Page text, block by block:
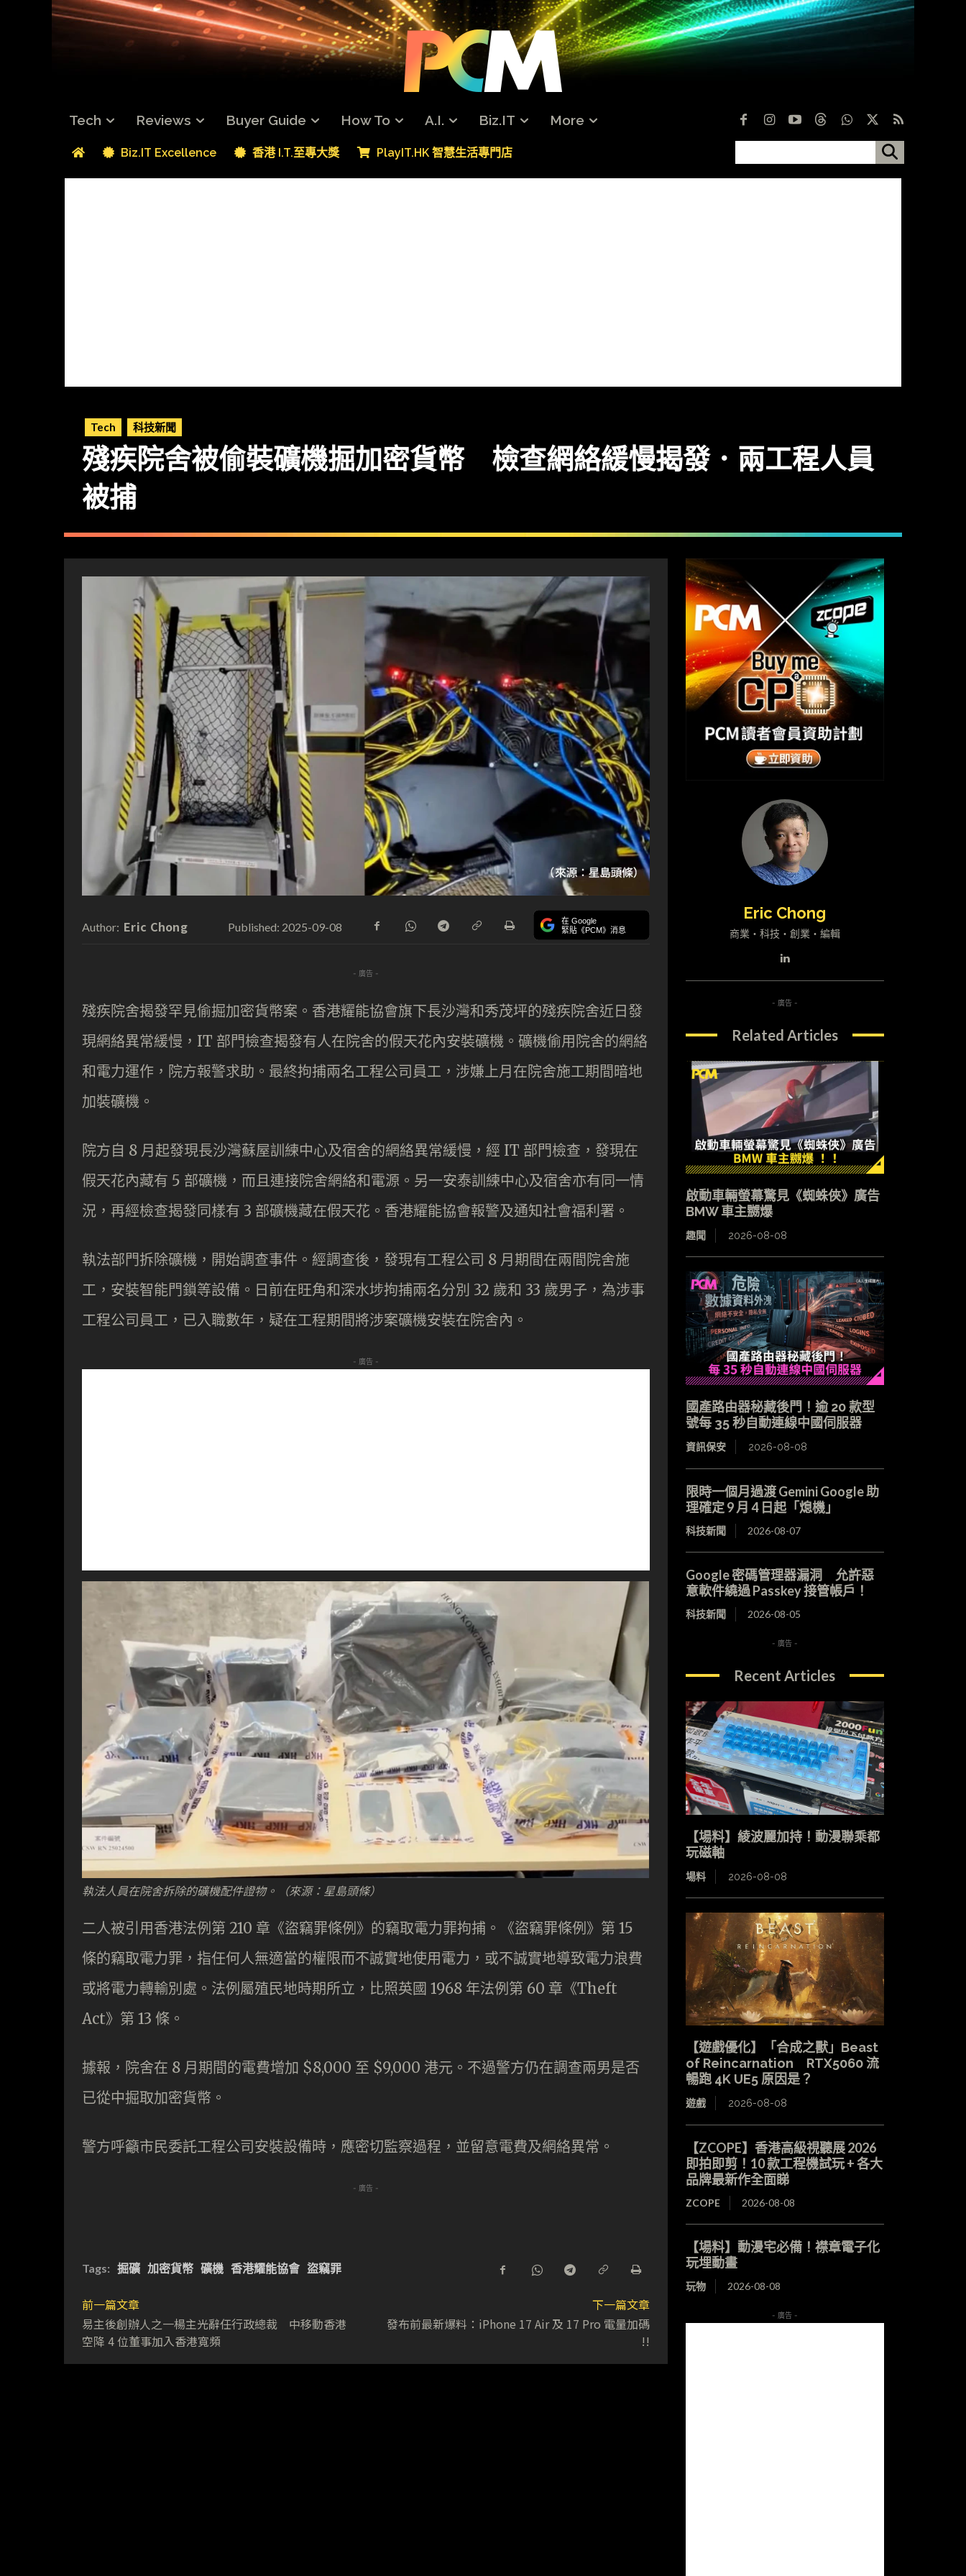
Tech Reviews Buyer Guide How To A.I. Biz.IT More
Biz.IT Excellence 香港 I.T.至專大獎 PlayIT.HK 智慧生活專門店
Tech 科技新聞
殘疾院舍被偷裝礦機掘加密貨幣 檢查網絡緩慢揭發．兩工程人員
被捕
Author: Eric Chong Published: 2025-09-08 在 Google
緊貼《PCM》消息
- 廣告 -
殘疾院舍揭發罕見偷掘加密貨幣案。香港耀能協會旗下長沙灣和秀茂坪的殘疾院舍近日發
現網絡異常緩慢，IT 部門檢查揭發有人在院舍的假天花內安裝礦機。礦機偷用院舍的網絡
和電力運作，院方報警求助。最終拘捕兩名工程公司員工，涉嫌上月在院舍施工期間暗地
加裝礦機。
院方自 8 月起發現長沙灣蘇屋訓練中心及宿舍的網絡異常緩慢，經 IT 部門檢查，發現在
假天花內藏有 5 部礦機，而且連接院舍網絡和電源。另一安泰訓練中心及宿舍亦有同一情
況，再經檢查揭發同樣有 3 部礦機藏在假天花。香港耀能協會報警及通知社會福利署。
執法部門拆除礦機，開始調查事件。經調查後，發現有工程公司 8 月期間在兩間院舍施
工，安裝智能門鎖等設備。日前在旺角和深水埗拘捕兩名分別 32 歲和 33 歲男子，為涉事
工程公司員工，已入職數年，疑在工程期間將涉案礦機安裝在院舍內。
- 廣告 -
執法人員在院舍拆除的礦機配件證物。（來源：星島頭條）
二人被引用香港法例第 210 章《盜竊罪條例》的竊取電力罪拘捕。《盜竊罪條例》第 15
條的竊取電力罪，指任何人無適當的權限而不誠實地使用電力，或不誠實地導致電力浪費
或將電力轉輸別處。法例屬殖民地時期所立，比照英國 1968 年法例第 60 章《Theft
Act》第 13 條。
據報，院舍在 8 月期間的電費增加 $8,000 至 $9,000 港元。不過警方仍在調查兩男是否
已從中掘取加密貨幣。
警方呼籲市民委託工程公司安裝設備時，應密切監察過程，並留意電費及網絡異常。
- 廣告 -
Tags: 掘礦 加密貨幣 礦機 香港耀能協會 盜竊罪
前一篇文章
易主後創辦人之一楊主光辭任行政總裁 中移動香港
空降 4 位董事加入香港寬頻
下一篇文章
發布前最新爆料：iPhone 17 Air 及 17 Pro 電量加碼
!!
Eric Chong
商業・科技・創業・編輯
- 廣告 -
Related Articles
啟動車輛螢幕驚見《蜘蛛俠》廣告
BMW 車主嬲爆
趣聞 2026-08-08
國產路由器秘藏後門！逾 20 款型
號每 35 秒自動連線中國伺服器
資訊保安 2026-08-08
限時一個月過渡 Gemini Google 助
理確定 9 月 4 日起「熄機」
科技新聞 2026-08-07
Google 密碼管理器漏洞 允許惡
意軟件繞過 Passkey 接管帳戶！
科技新聞 2026-08-05
- 廣告 -
Recent Articles
【場料】綾波麗加持！動漫聯乘都
玩磁軸
場料 2026-08-08
【遊戲優化】「合成之獸」Beast
of Reincarnation RTX5060 流
暢跑 4K UE5 原因是？
遊戲 2026-08-08
【ZCOPE】香港高級視聽展 2026
即拍即剪！10 款工程機試玩 + 各大
品牌最新作全面睇
ZCOPE 2026-08-08
【場料】動漫宅必備！襟章電子化
玩埋動畫
玩物 2026-08-08
- 廣告 -